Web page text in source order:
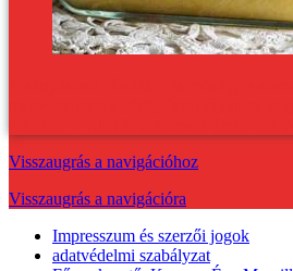
Visszaugrás a navigációhoz
Visszaugrás a navigációra
Impresszum és szerzői jogok
adatvédelmi szabályzat